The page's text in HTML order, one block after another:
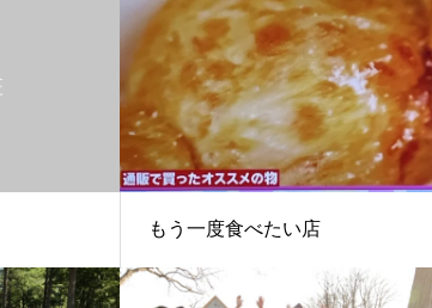
もう一度食べたい店